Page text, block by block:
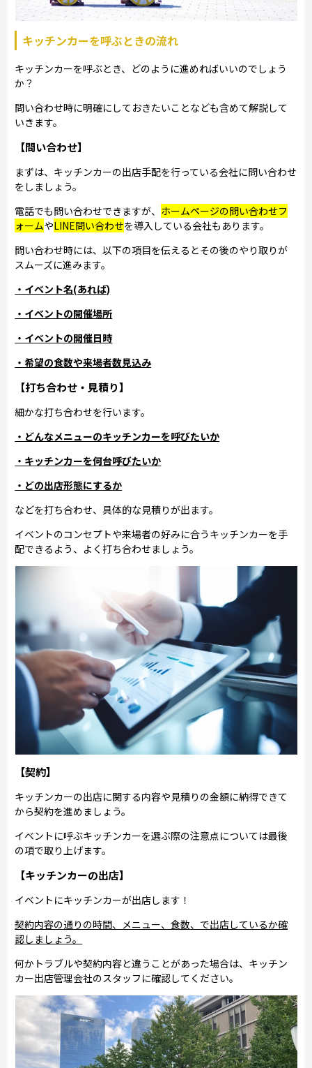
キッチンカーを呼ぶときの流れ
キッチンカーを呼ぶとき、どのように進めればいいのでしょう
か？
問い合わせ時に明確にしておきたいことなども含めて解説して
いきます。
【問い合わせ】
まずは、キッチンカーの出店手配を行っている会社に問い合わせ
をしましょう。
電話でも問い合わせできますが、 ホームページの問い合わせフ
ォームやLINE問い合わせを導入している会社もあります。
問い合わせ時には、以下の項目を伝えるとその後のやり取りが
スムーズに進みます。
・イベント名(あれば)
・イベントの開催場所
・イベントの開催日時
・希望の食数や来場者数見込み
【打ち合わせ・見積り】
細かな打ち合わせを行います。
・どんなメニューのキッチンカーを呼びたいか
・キッチンカーを何台呼びたいか
・どの出店形態にするか
などを打ち合わせ、具体的な見積りが出ます。
イベントのコンセプトや来場者の好みに合うキッチンカーを手
配できるよう、よく打ち合わせましょう。
【契約】
キッチンカーの出店に関する内容や見積りの金額に納得できて
から契約を進めましょう。
イベントに呼ぶキッチンカーを選ぶ際の注意点については最後
の項で取り上げます。
【キッチンカーの出店】
イベントにキッチンカーが出店します！
契約内容の通りの時間、メニュー、食数、で出店しているか確
認しましょう。
何かトラブルや契約内容と違うことがあった場合は、キッチン
カー出店管理会社のスタッフに確認してください。